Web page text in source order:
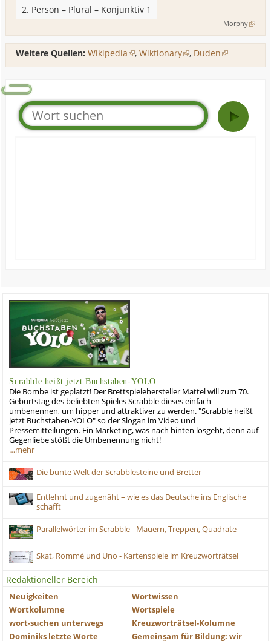
2. Person – Plural – Konjunktiv 1
Morphy
Weitere Quellen: Wikipedia ,Wiktionary , Duden
Scrabble heißt jetzt Buchstaben-YOLO
Die Bombe ist geplatzt! Der Brettspielehersteller Mattel will zum 70.
Geburtstag des beliebten Spieles Scrabble dieses einfach
umbenennen, um hipper und attraktiver zu werden. "Scrabble heißt
jetzt Buchstaben-YOLO" so der Slogan im Video und
Pressemitteilungen. Ein Marketing, was nach hinten losgeht, denn auf
Gegenliebe stößt die Umbenennung nicht!
…mehr
Die bunte Welt der Scrabblesteine und Bretter
Entlehnt und zugenäht – wie es das Deutsche ins Englische
schafft
Parallelwörter im Scrabble - Mauern, Treppen, Quadrate
Skat, Rommé und Uno - Kartenspiele im Kreuzworträtsel
Redaktioneller Bereich
Neuigkeiten
Wortwissen
Wortkolumne
Wortspiele
wort-suchen unterwegs
Kreuzworträtsel-Kolumne
Dominiks letzte Worte
Gemeinsam für Bildung: wir